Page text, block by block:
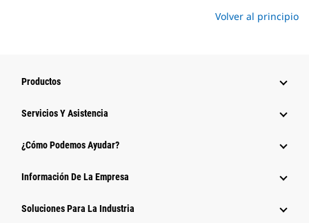
Volver al principio
Productos
Servicios Y Asistencia
¿Cómo Podemos Ayudar?
Información De La Empresa
Soluciones Para La Industria